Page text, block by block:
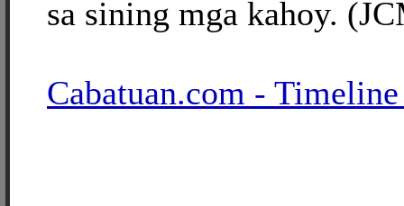
sa sining mga kahoy.
Cabatuan.com -